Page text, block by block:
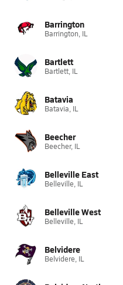
Barrington
Barrington, IL
Bartlett
Bartlett, IL
Batavia
Batavia, IL
Beecher
Beecher, IL
Belleville East
Belleville, IL
Belleville West
Belleville, IL
Belvidere
Belvidere, IL